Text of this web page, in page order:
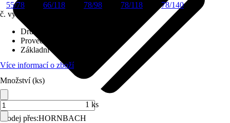
Prodej přes:HORNBACH
55/78
66/118 78/98 78/118
78/140
č. výrobku
Druh výrobku
Provedení
Základní barva
Více informací o zboží
Množství (ks)
1 ks